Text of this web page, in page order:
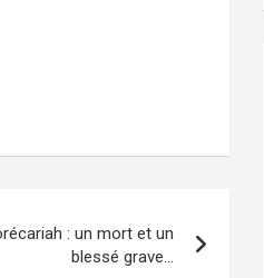
: un mort et un
blessé grave…